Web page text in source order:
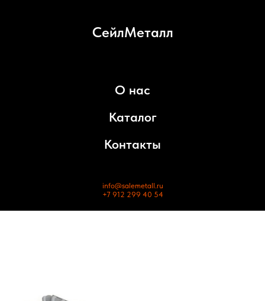
СейлМеталл
О нас
Каталог
Контакты
info@salemetall.ru
+7 912 299 40 54